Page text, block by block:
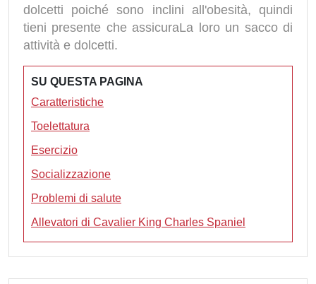
dolcetti poiché sono inclini all'obesità, quindi
tieni presente che assicuraLa loro un sacco di
attività e dolcetti.
SU QUESTA PAGINA
Caratteristiche
Toelettatura
Esercizio
Socializzazione
Problemi di salute
Allevatori di Cavalier King Charles Spaniel